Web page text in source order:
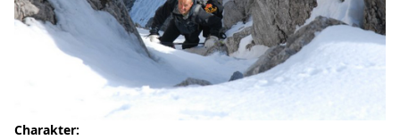
Charakter: